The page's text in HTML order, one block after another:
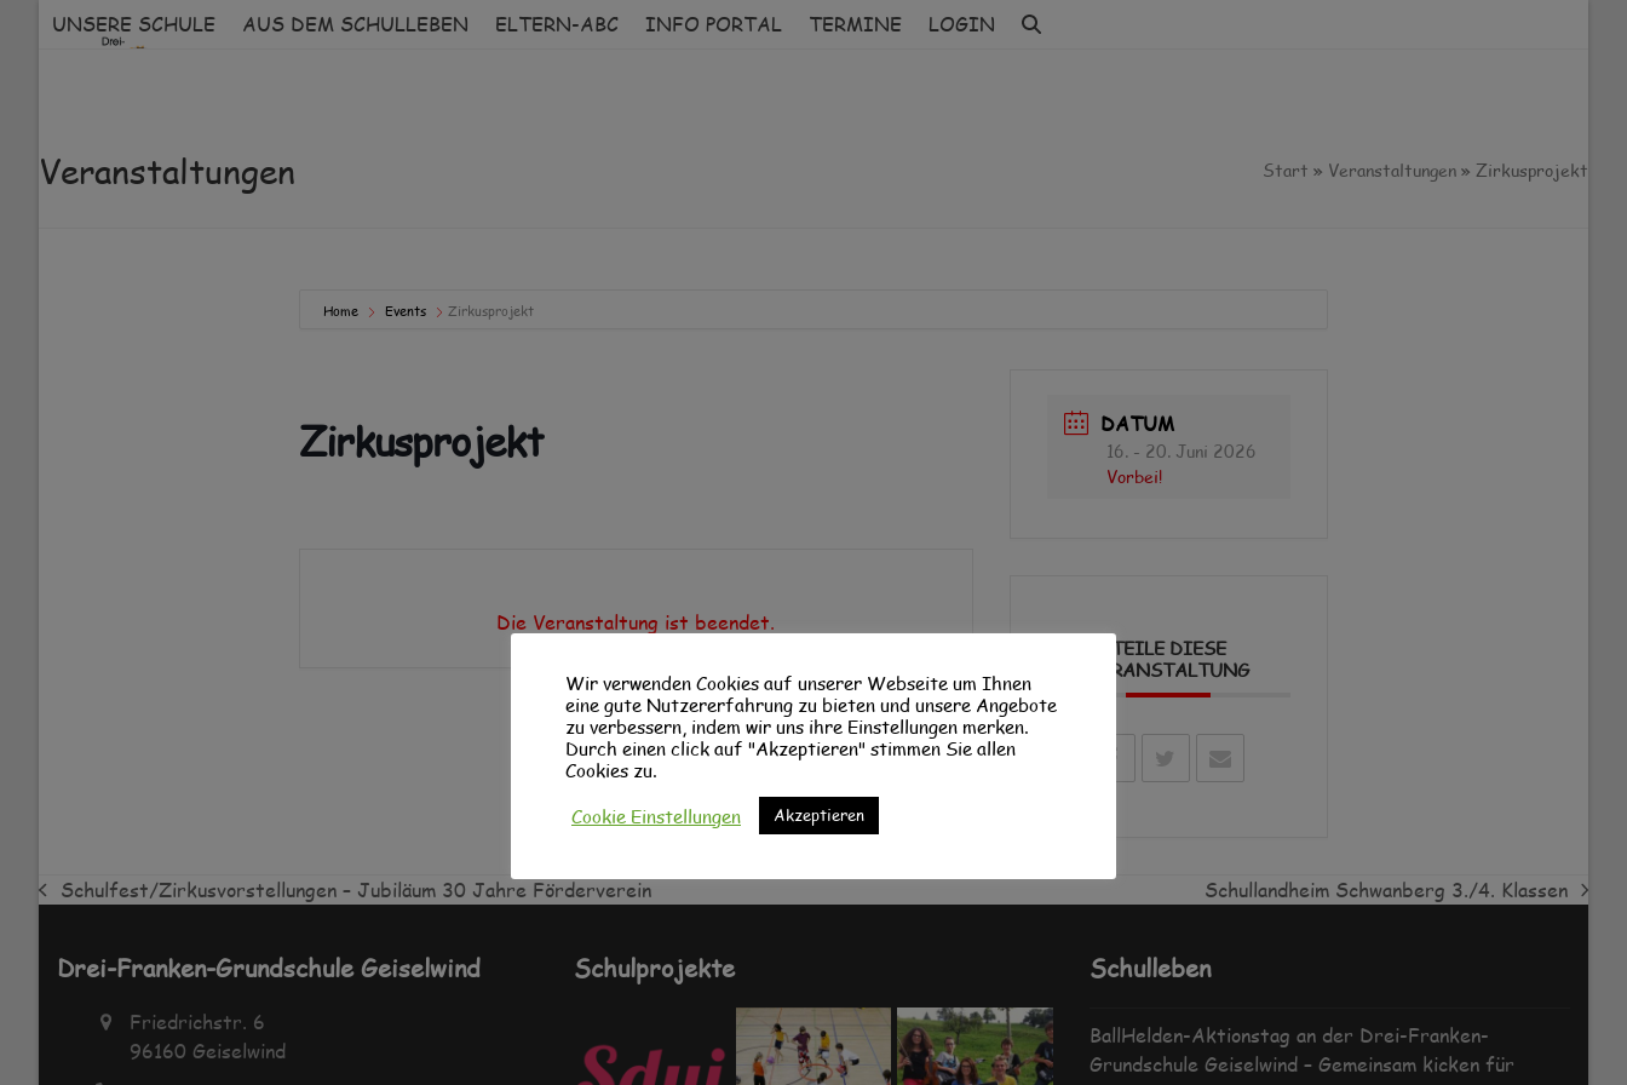
UNSERE SCHULE AUS DEM SCHULLEBEN ELTERN-ABC INFO PORTAL TERMINE LOGIN
Veranstaltungen Start » Veranstaltungen » Zirkusprojekt
Home Events Zirkusprojekt
Zirkusprojekt
Die Veranstaltung ist beendet.
DATUM
16. - 20. Juni 2026
Vorbei!
TEILE DIESE
VERANSTALTUNG
vorheriger
Schulfest/Zirkusvorstellungen – Jubiläum 30 Jahre Förderverein
Nächster
Schullandheim Schwanberg 3./4. Klassen
Drei-Franken-Grundschule Geiselwind
Friedrichstr. 6
96160 Geiselwind
Schulprojekte Schulleben
BallHelden-Aktionstag an der Drei-Franken-
Grundschule Geiselwind – Gemeinsam kicken für
Wir verwenden Cookies auf unserer Webseite um Ihnen
eine gute Nutzererfahrung zu bieten und unsere Angebote
zu verbessern, indem wir uns ihre Einstellungen merken.
Durch einen click auf "Akzeptieren" stimmen Sie allen
Cookies zu.
Cookie Einstellungen
Akzeptieren